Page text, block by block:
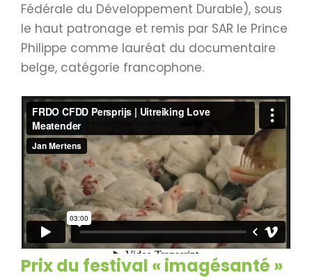
Fédérale du Développement Durable), sous
le haut patronage et remis par SAR le Prince
Philippe comme lauréat du documentaire
belge, catégorie francophone.
Prix du festival « imagésanté »